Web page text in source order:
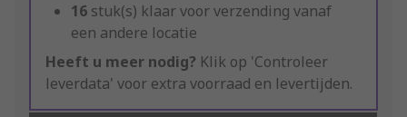
16 stuk(s) klaar voor verzending vanaf
een andere locatie
Heeft u meer nodig? Klik op 'Controleer
leverdata' voor extra voorraad en levertijden.